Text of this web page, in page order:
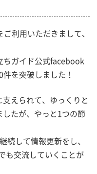
利用いただきまして、
ちガイド公式facebook
を突破しました！
えられて、ゆっくりと
たが、やっと1つの節
続して情報更新をし、
も交流していくことが